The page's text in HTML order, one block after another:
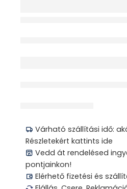
Várható szállítási idő:
Részletekért kattints ide
Vedd át rendelésed
pontjainkon!
Elérhető fizetési és